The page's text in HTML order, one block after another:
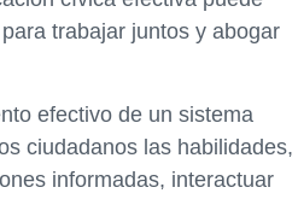
trabajar juntos y abogar
efectivo de un sistema
ciudadanos las habilidades,
informadas, interactuar